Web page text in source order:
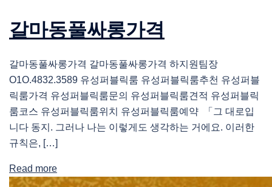
갈마동풀싸롱가격
갈마동풀싸롱가격 갈마동풀싸롱가격 하지원팀장
O1O.4832.3589 유성퍼블릭룸 유성퍼블릭룸추천 유성퍼블
릭룸가격 유성퍼블릭룸문의 유성퍼블릭룸견적 유성퍼블릭
룸코스 유성퍼블릭룸위치 유성퍼블릭룸예약 「그 대로입
니다 동지. 그러나 나는 이렇게도 생각하는 거에요. 이러한
규칙은, […]
Read more